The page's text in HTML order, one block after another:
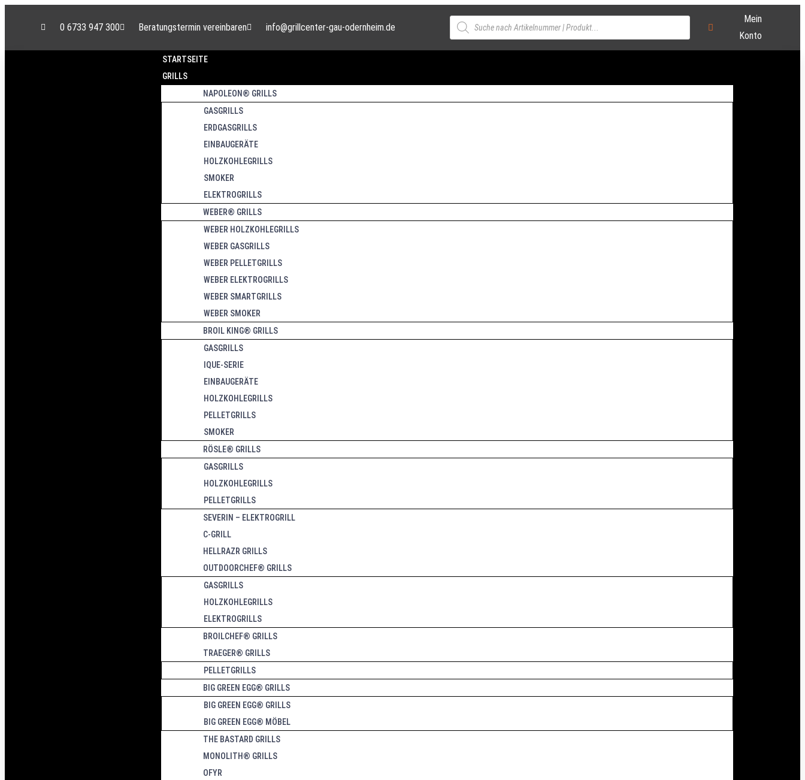
0 6733 947 300 Beratungstermin vereinbaren info@grillcenter-gau-odernheim.de
Mein
Konto
STARTSEITE
GRILLS
NAPOLEON® GRILLS
GASGRILLS
ERDGASGRILLS
EINBAUGERÄTE
HOLZKOHLEGRILLS
SMOKER
ELEKTROGRILLS
WEBER® GRILLS
WEBER HOLZKOHLEGRILLS
WEBER GASGRILLS
WEBER PELLETGRILLS
WEBER ELEKTROGRILLS
WEBER SMARTGRILLS
WEBER SMOKER
BROIL KING® GRILLS
GASGRILLS
IQUE-SERIE
EINBAUGERÄTE
HOLZKOHLEGRILLS
PELLETGRILLS
SMOKER
RÖSLE® GRILLS
GASGRILLS
HOLZKOHLEGRILLS
PELLETGRILLS
SEVERIN – ELEKTROGRILL
C-GRILL
HELLRAZR GRILLS
OUTDOORCHEF® GRILLS
GASGRILLS
HOLZKOHLEGRILLS
ELEKTROGRILLS
BROILCHEF® GRILLS
TRAEGER® GRILLS
PELLETGRILLS
BIG GREEN EGG® GRILLS
BIG GREEN EGG® GRILLS
BIG GREEN EGG® MÖBEL
THE BASTARD GRILLS
MONOLITH® GRILLS
OFYR